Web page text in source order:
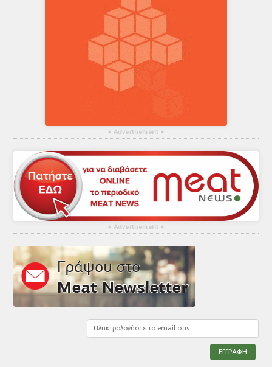
▴ Advertisement ▴
▴ Advertisement ▴